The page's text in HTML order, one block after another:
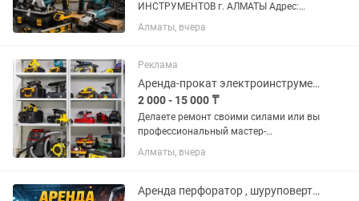
ИНСТРУМЕНТОВ г. АЛМАТЫ Адрес:
Аксай 1а 27 Б/1 ( рядом кар сити)
Быстро, удобно, недорого! В чистом и
инструмент для вашего ремонта!
Доставка по городу...
Алматы, вчера
Реклама
Аренда-прокат электроинструментов - TRADE ENERGY RENT
2 000 - 15 000 ₸
Делаете ремонт своими силами или вы
профессиональный мастер-
отделочник? Нет смысла тратить сотни
тысяч тенге на покупку дорогого
Компания Trade Energy предоставит...
Алматы, вчера
Аренда перфоратор , шуруповерт , пила , пчелка, стремянка ,инструментов